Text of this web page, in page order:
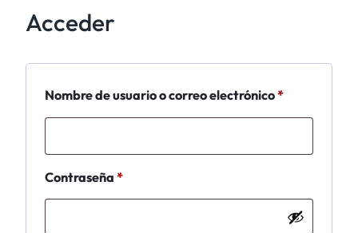
Acceder
Nombre de usuario o correo electrónico*Obligatorio
Contraseña *Obligatorio